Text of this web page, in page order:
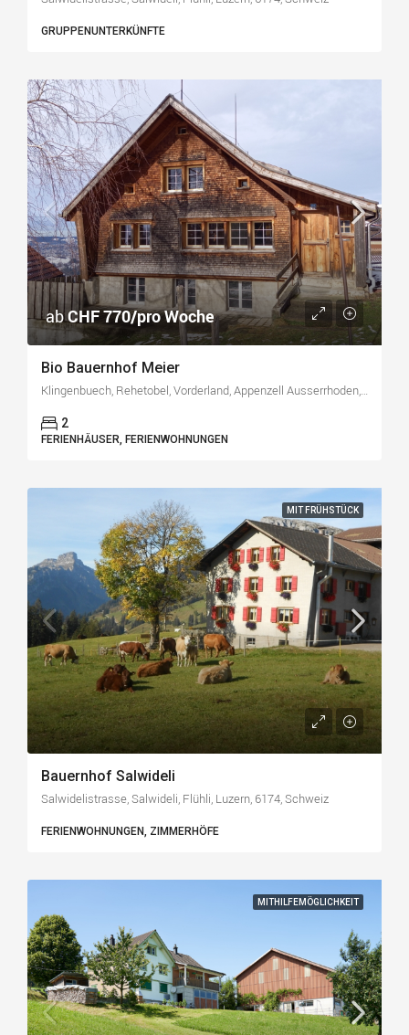
GRUPPENUNTERKÜNFTE
abCHF 770/pro Woche
Bio Bauernhof Meier
Klingenbuech, Rehetobel, Vorderland, Appenzell Ausserrhoden, 9038, Schweiz
2
FERIENHÄUSER, FERIENWOHNUNGEN
MIT FRÜHSTÜCK
Bauernhof Salwideli
Salwidelistrasse, Salwideli, Flühli, Luzern, 6174, Schweiz
FERIENWOHNUNGEN, ZIMMERHÖFE
MITHILFEMÖGLICHKEIT